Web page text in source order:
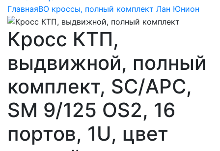
ГлавнаяВО кроссы, полный комплект Лан Юнион
Кросс КТП,
выдвижной, полный
комплект, SC/APC,
SM 9/125 OS2, 16
портов, 1U, цвет